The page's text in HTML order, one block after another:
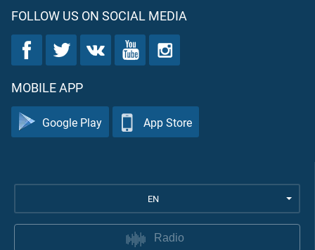
FOLLOW US ON SOCIAL MEDIA
MOBILE APP
Google Play App Store
EN
Radio